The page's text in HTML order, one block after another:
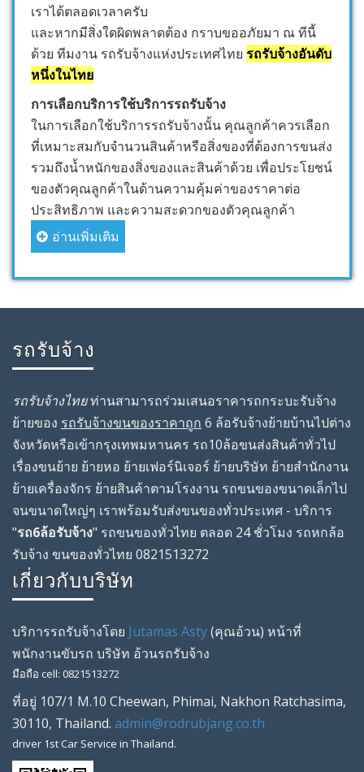
เราได้ตลอดเวลาครับ
และหากมีสิ่งใดผิดพลาดต้อง กราบขออภัยมา ณ ทีนี้
ด้วย ทีมงาน รถรับจ้างแห่งประเทศไทย รถรับจ้างอันดับ
หนึ่งในไทย
การเลือกบริการใช้บริการรถรับจ้าง
ในการเลือกใช้บริการรถรับจ้างนั้น คุณลูกค้าควรเลือก
ที่เหมาะสมกับจำนวนสินค้าหรือสิ่งของที่ต้องการขนส่ง
รวมถึงน้ำหนักของสิ่งของและสินค้าด้วย เพื่อประโยชน์
ของตัวคุณลูกค้าในด้านความคุ้มค่าของราคาต่อ
ประสิทธิภาพ และความสะดวกของตัวคุณลูกค้า
อ่านเพิ่มเติม
รถรับจ้าง
รถรับจ้างไทยท่านสามารถร่วมเสนอราคารถกระบะรับจ้าง
ย้ายของ รถรับจ้างขนของราคาถูก 6 ล้อรับจ้างย้ายบ้านไปต่าง
จังหวัดหรือเข้ากรุงเทพมหานคร รถ10ล้อขนส่งสินค้าทั่วไป
เรื่องขนย้าย ย้ายหอ ย้ายเฟอร์นิเจอร์ ย้ายบริษัท ย้ายสํานักงาน
ย้ายเครื่องจักร ย้ายสินค้าตามโรงงาน รถขนของขนาดเล็กไป
จนขนาดใหญ่ๆ เราพร้อมรับส่งขนของทั่วประเทศ - บริการ
"รถ6ล้อรับจ้าง" รถขนของทั่วไทย ตลอด 24 ชั่วโมง รถหกล้อ
รับจ้าง ขนของทั่วไทย 0821513272
เกี่ยวกับบริษัท
บริการรถรับจ้างโดย Jutamas Asty(คุณอ้วน) หน้าที่
พนักงานขับรถ บริษัท อ้วนรถรับจ้าง
มือถือ cell: 0821513272
ที่อยู่ 107/1 M.10 Cheewan, Phimai, Nakhon Ratchasima,
30110, Thailand. admin@rodrubjang.co.th
driver 1st Car Service in Thailand.